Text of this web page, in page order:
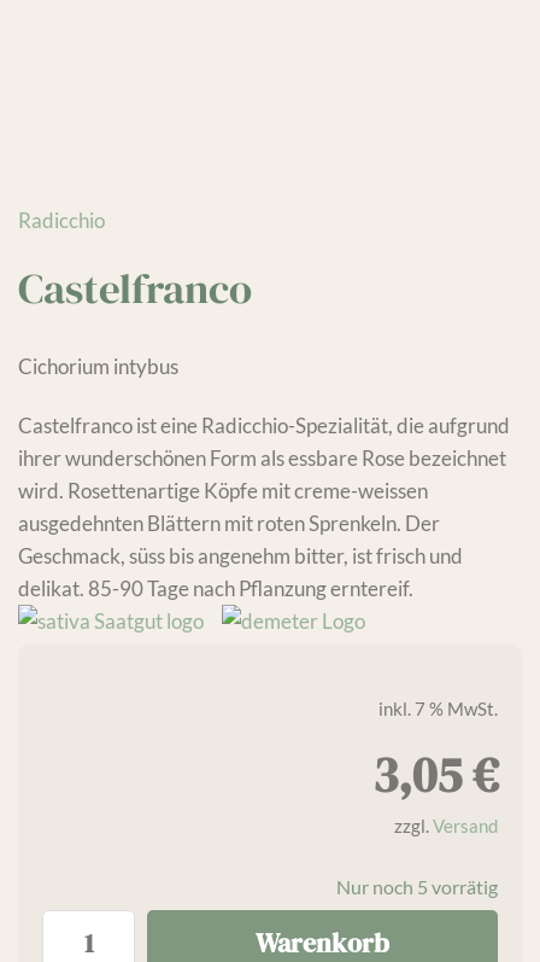
Radicchio
Castelfranco
Cichorium intybus
Castelfranco ist eine Radicchio-Spezialität, die aufgrund
ihrer wunderschönen Form als essbare Rose bezeichnet
wird. Rosettenartige Köpfe mit creme-weissen
ausgedehnten Blättern mit roten Sprenkeln. Der
Geschmack, süss bis angenehm bitter, ist frisch und
delikat. 85-90 Tage nach Pflanzung erntereif.
inkl. 7 % MwSt.
3,05€
zzgl.Versand
Nur noch 5 vorrätig
Warenkorb